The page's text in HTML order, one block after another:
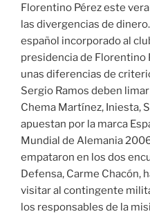
Florentino Pérez este
las divergencias de
español incorporado al
presidencia de Florentino
unas diferencias de
Sergio Ramos deben
Chema Martínez, Iniesta,
apuestan por la marca
Mundial de Alemania
empataron en los dos
Defensa, Carme Chacón,
visitar al contingente
los responsables de la